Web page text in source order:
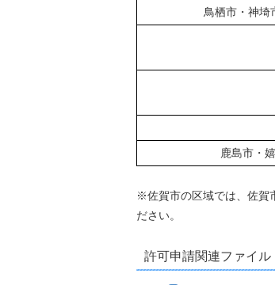
鳥栖市・神埼
鹿島市・
※佐賀市の区域では、佐賀
ださい。
許可申請関連ファイル